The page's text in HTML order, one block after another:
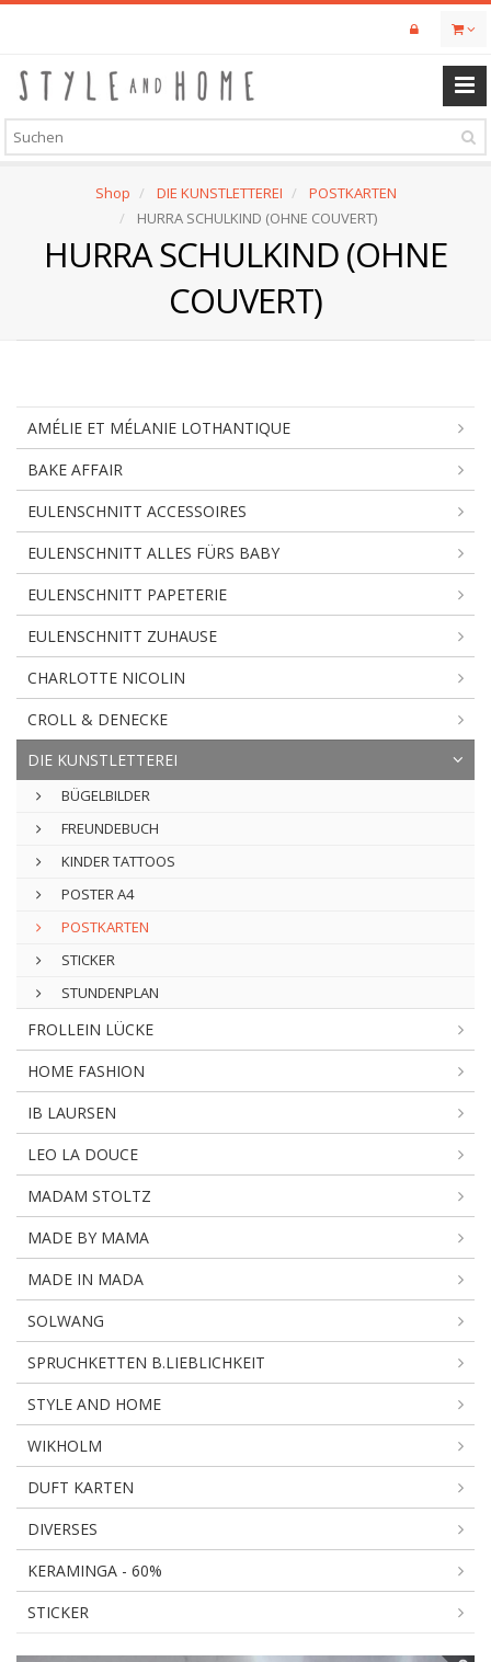
Skip
content
Shop DIE KUNSTLETTEREI
POSTKARTEN
HURRA SCHULKIND (OHNE COUVERT)
HURRA SCHULKIND (OHNE
COUVERT)
AMÉLIE ET MÉLANIE LOTHANTIQUE
BAKE AFFAIR
EULENSCHNITT ACCESSOIRES
EULENSCHNITT ALLES FÜRS BABY
EULENSCHNITT PAPETERIE
EULENSCHNITT ZUHAUSE
CHARLOTTE NICOLIN
CROLL & DENECKE
DIE KUNSTLETTEREI
BÜGELBILDER
FREUNDEBUCH
KINDER TATTOOS
POSTER A4
POSTKARTEN
STICKER
STUNDENPLAN
FROLLEIN LÜCKE
HOME FASHION
IB LAURSEN
LEO LA DOUCE
MADAM STOLTZ
MADE BY MAMA
MADE IN MADA
SOLWANG
SPRUCHKETTEN B.LIEBLICHKEIT
STYLE AND HOME
WIKHOLM
DUFT KARTEN
DIVERSES
KERAMINGA - 60%
STICKER